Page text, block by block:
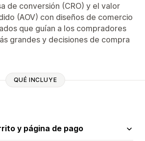
de conversión (CRO) y el valor
(AOV) con diseños de comercio
que guían a los compradores
grandes y decisiones de compra
QUÉ INCLUYE
y página de pago